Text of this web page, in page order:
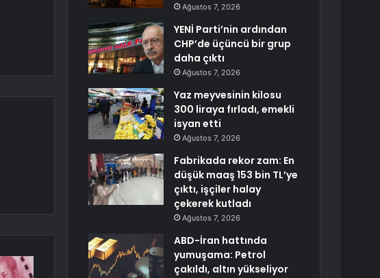
Ağustos 7, 2026
YENİ Parti’nin ardından
CHP’de üçüncü bir grup
daha çıktı
Ağustos 7, 2026
Yaz meyvesinin kilosu
300 liraya fırladı, emekli
isyan etti
Ağustos 7, 2026
Fabrikada rekor zam: En
düşük maaş 153 bin TL’ye
çıktı, işçiler halay
çekerek kutladı
Ağustos 7, 2026
ABD-İran hattında
yumuşama: Petrol
çakıldı, altın yükseliyor